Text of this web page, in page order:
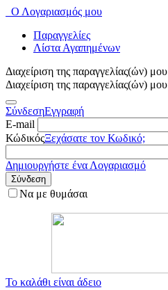
Ο Λογαριασμός μου
Παραγγελίες
Λίστα Αγαπημένων
Διαχείριση της παραγγελίας(ών) μου
Διαχείριση της παραγγελίας(ών) μου
ΣύνδεσηΕγγραφή
E-mail
ΚώδικόςΞεχάσατε τον Κωδικό;
Δημιουργήστε ένα Λογαριασμό
Σύνδεση
Να με θυμάσαι
Το καλάθι είναι άδειο